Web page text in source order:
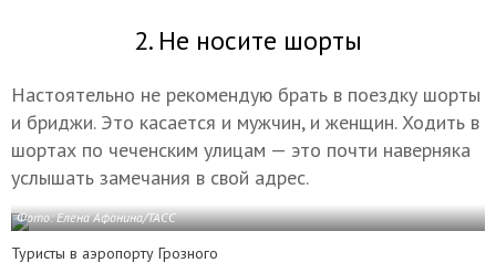
2. Не носите шорты
Настоятельно не рекомендую брать в поездку шорты
и бриджи. Это касается и мужчин, и женщин. Ходить в
шортах по чеченским улицам — это почти наверняка
услышать замечания в свой адрес.
Фото: Елена Афонина/ТАСС
Туристы в аэропорту Грозного